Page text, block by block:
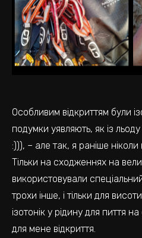
Особливим відкриттям були
подумки уявляють, як із
:))), – але так, я раніше
Тільки на сходженнях на
використовували
трохи інше, і тільки для
ізотонік у рідину для пиття
для мене відкриття.